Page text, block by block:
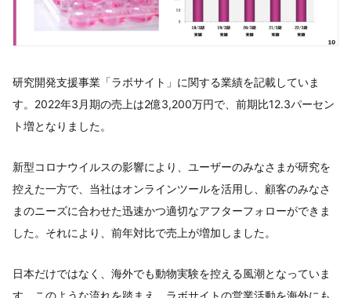
研究開発支援事業「ラボサイト」に関する業績を記載していま
す。2022年3月期の売上は2億3,200万円で、前期比12.3パーセン
ト増となりました。
新型コロナウイルスの影響により、ユーザーのみなさまが研究を
控えた一方で、当社はオンラインツールを活用し、顧客のみなさ
まのニーズに合わせた迅速かつ適切なアフターフォローができま
した。それにより、前年対比で売上が増加しました。
日本だけではなく、海外でも動物実験を控える風潮となっていま
す。このような流れを踏まえ、ラボサイトの営業活動を海外にも